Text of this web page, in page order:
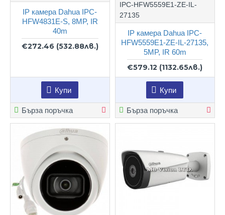
IP камера Dahua IPC-
HFW4831E-S, 8MP, IR
40m
€272.46 (532.88лв.)
Купи
Бърза поръчка
IPC-HFW5559E1-ZE-IL-
27135
IP камера Dahua IPC-
HFW5559E1-ZE-IL-27135,
5MP, IR 60m
€579.12 (1132.65лв.)
Купи
Бърза поръчка